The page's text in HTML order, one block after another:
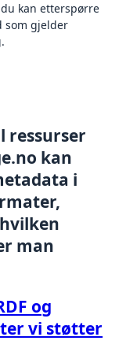
kan etterspørre
som gjelder
ressurser
kan
i
man
og
vi støtter